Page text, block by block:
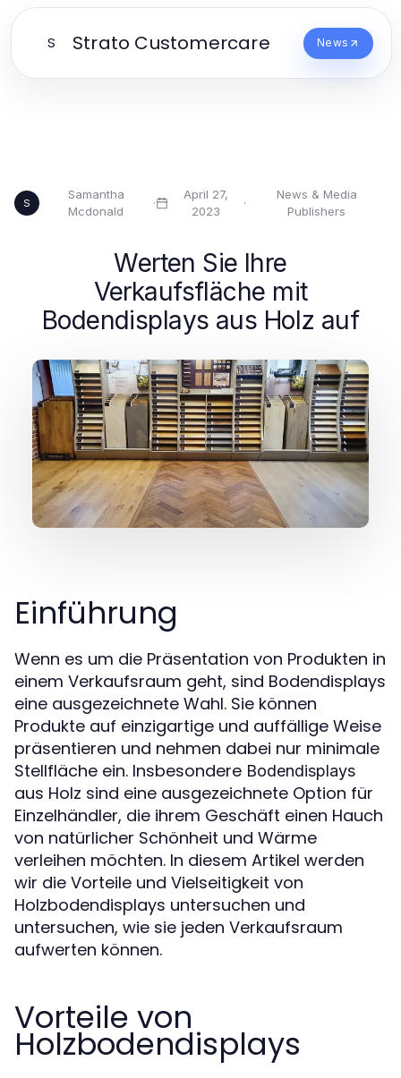
S Strato Customercare News
S
Samantha
Mcdonald
·
April 27,
2023
·
News & Media
Publishers
Werten Sie Ihre
Verkaufsfläche mit
Bodendisplays aus Holz auf
Einführung
Wenn es um die Präsentation von Produkten in
einem Verkaufsraum geht, sind Bodendisplays
eine ausgezeichnete Wahl. Sie können
Produkte auf einzigartige und auffällige Weise
präsentieren und nehmen dabei nur minimale
Stellfläche ein. Insbesondere Bodendisplays
aus Holz sind eine ausgezeichnete Option für
Einzelhändler, die ihrem Geschäft einen Hauch
von natürlicher Schönheit und Wärme
verleihen möchten. In diesem Artikel werden
wir die Vorteile und Vielseitigkeit von
Holzbodendisplays untersuchen und
untersuchen, wie sie jeden Verkaufsraum
aufwerten können.
Vorteile von
Holzbodendisplays